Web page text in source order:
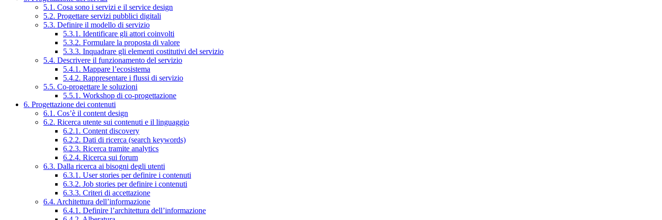
5.1. Cosa sono i servizi e il service design
5.2. Progettare servizi pubblici digitali
5.3. Definire il modello di servizio
5.3.1. Identificare gli attori coinvolti
5.3.2. Formulare la proposta di valore
5.3.3. Inquadrare gli elementi costitutivi del servizio
5.4. Descrivere il funzionamento del servizio
5.4.1. Mappare l’ecosistema
5.4.2. Rappresentare i flussi di servizio
5.5. Co-progettare le soluzioni
5.5.1. Workshop di co-progettazione
6. Progettazione dei contenuti
6.1. Cos’è il content design
6.2. Ricerca utente sui contenuti e il linguaggio
6.2.1. Content discovery
6.2.2. Dati di ricerca (search keywords)
6.2.3. Ricerca tramite analytics
6.2.4. Ricerca sui forum
6.3. Dalla ricerca ai bisogni degli utenti
6.3.1. User stories per definire i contenuti
6.3.2. Job stories per definire i contenuti
6.3.3. Criteri di accettazione
6.4. Architettura dell’informazione
6.4.1. Definire l’architettura dell’informazione